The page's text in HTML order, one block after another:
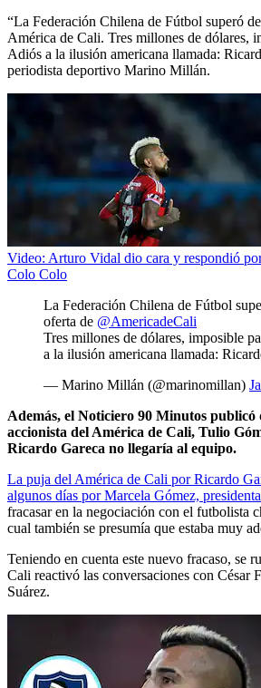
“La Federación Chilena de Fútbol superó
América de Cali. Tres millones de dólares,
Adiós a la ilusión americana llamada:
periodista deportivo Marino Millán.
Video: Arturo Vidal dio cara y respondió
Colo Colo
La Federación Chilena de Fútbol
oferta de @AmericadeCali
Tres millones de dólares, imposible
a la ilusión americana llamada:
— Marino Millán (@marinomillan)
Además, el Noticiero 90 Minutos publicó
accionista del América de Cali, Tulio
Ricardo Gareca no llegaría al equipo.
La puja del América de Cali por Ricardo
algunos días por Marcela Gómez,
fracasar en la negociación con el futbolista
cual también se presumía que estaba muy
Teniendo en cuenta este nuevo fracaso, se
Cali reactivó las conversaciones con César
Suárez.